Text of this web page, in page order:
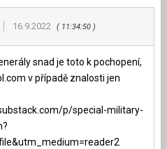
16.9.2022 11:34:50
snad je toto k pochopení,
v případě znalosti jen
p/special-military-